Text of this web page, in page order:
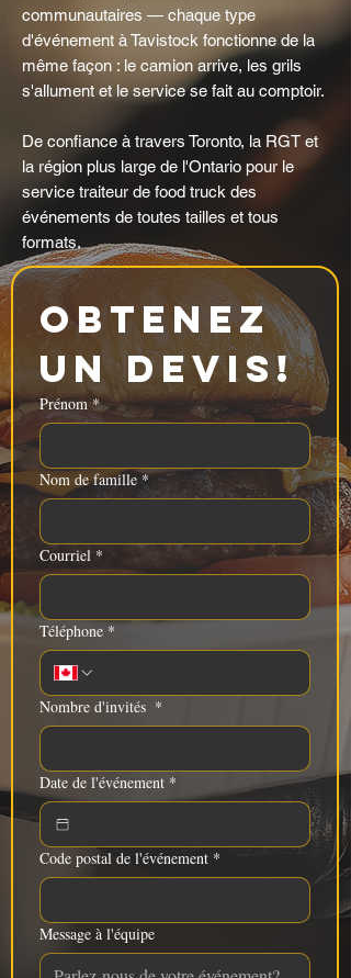
communautaires — chaque type
d'événement à Tavistock fonctionne de la
même façon : le camion arrive, les grils
s'allument et le service se fait au comptoir.
De confiance à travers Toronto, la RGT et
la région plus large de l'Ontario pour le
service traiteur de food truck des
événements de toutes tailles et tous
formats.
Obtenez
un devis!
Prénom *
Nom de famille *
Courriel *
Téléphone *
Nombre d'invités *
Date de l'événement *
Code postal de l'événement *
Message à l'équipe